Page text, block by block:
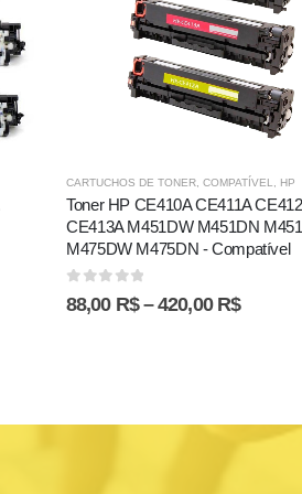
CARTUCHOS DE TONER, COMPATÍVEL, HP
Toner HP CE410A CE411A
CE413A M451DW M451DN
M475DW M475DN - Compatível
0 out of 5
88,00 R$–420,00 R$